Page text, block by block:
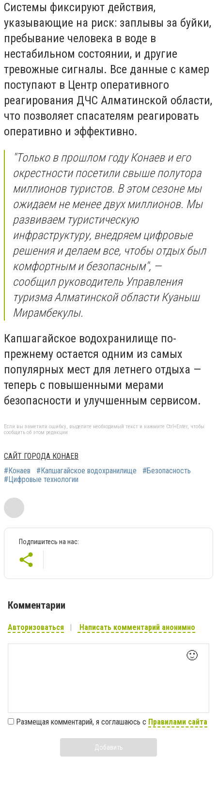
Системы фиксируют действия,
указывающие на риск: заплывы за буйки,
пребывание человека в воде в
нестабильном состоянии, и другие
тревожные сигналы. Все данные с камер
поступают в Центр оперативного
реагирования ДЧС Алматинской области,
что позволяет спасателям реагировать
оперативно и эффективно.
"Только в прошлом году Конаев и его
окрестности посетили свыше полутора
миллионов туристов. В этом сезоне мы
ожидаем не менее двух миллионов. Мы
развиваем туристическую
инфраструктуру, внедряем цифровые
решения и делаем все, чтобы отдых был
комфортным и безопасным", —
сообщил руководитель Управления
туризма Алматинской области Куаныш
Мирамбекулы.
Капшагайское водохранилище по-
прежнему остается одним из самых
популярных мест для летнего отдыха —
теперь с повышенными мерами
безопасности и улучшенным сервисом.
Если вы заметили ошибку, выделите необходимый текст и нажмите Ctrl+Enter, чтобы
сообщить об этом редакции
САЙТ ГОРОДА КОНАЕВ
#Конаев
#Капшагайское водохранилище
#Безопасность
#Цифровые технологии
Подпишитесь на нас:
Комментарии
Авторизоваться Написать комментарий анонимно
🙂
Размещая комментарий, я соглашаюсь с Правилами сайта
Добавить